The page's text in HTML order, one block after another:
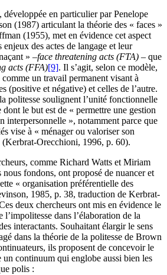
développée en particulier par Penelope
(1987) articulant la théorie des « faces »
(1955), met en évidence cet aspect
des actes de langage et leur
» –face threatening acts (FTA) – que
acts (FFA)[9]. Il s’agit, selon ce modèle,
un travail permanent visant à
(positive et négative) et celles de l’autre.
politesse soulignent l’unité fonctionnelle
le but est de « permettre une gestion
interpersonnelle », notamment parce que
vise à « ménager ou valoriser son
(Kerbrat-Orecchioni, 1996, p. 60).
comme Richard Watts et Miriam
fondons, ont proposé de nuancer et
« organisation préférentielle des
1985, p. 38, traduction de Kerbrat-
deux chercheurs ont mis en évidence le
l’impolitesse dans l’élaboration de la
interactants. Souhaitant élargir le sens
dans la théorie de la politesse de Brown
ils proposent de concevoir le
continuum qui englobe aussi bien les
polis :